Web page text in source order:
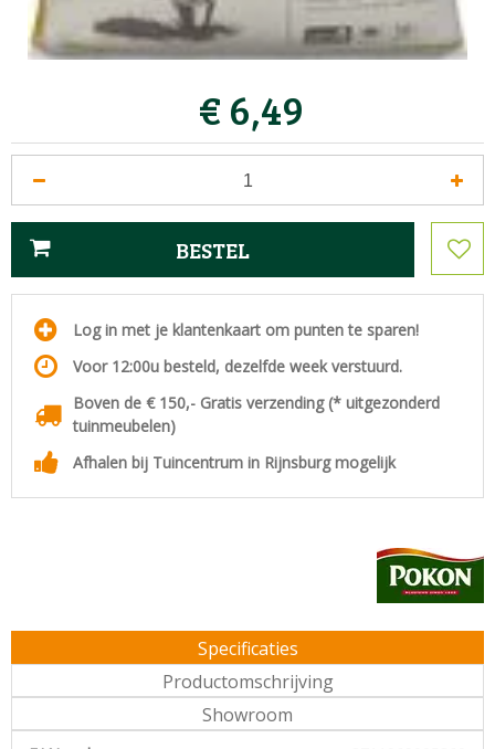
€ 6,49
Log in met je klantenkaart om punten te sparen!
Voor 12:00u besteld, dezelfde week verstuurd.
Boven de € 150,- Gratis verzending (* uitgezonderd
tuinmeubelen)
Afhalen bij Tuincentrum in Rijnsburg mogelijk
Specificaties
Productomschrijving
Showroom